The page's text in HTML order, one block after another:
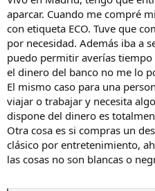
aparcar. Cuando me compré
con etiqueta ECO. Tuve que
por necesidad. Además iba a
puedo permitir averías
el dinero del banco no me lo
El mismo caso para una
viajar o trabajar y necesita
dispone del dinero es
Otra cosa es si compras un
clásico por entretenimiento,
las cosas no son blancas o